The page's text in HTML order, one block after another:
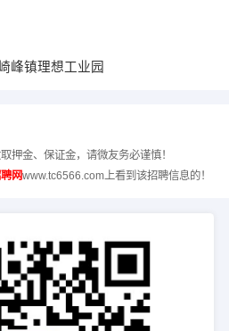
峰镇理想工业园
押金、保证金，请微友务必谨慎！
网www.tc6566.com上看到该招聘信息的！